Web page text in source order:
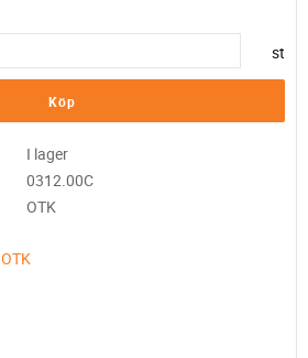
st
Köp
I lager
0312.00C
OTK